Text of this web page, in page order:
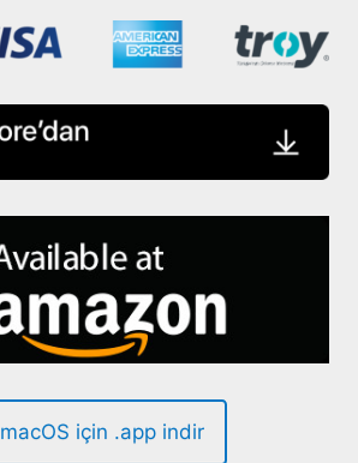
macOS için .app indir